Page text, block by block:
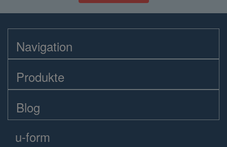
Navigation
Produkte
Blog
u-form